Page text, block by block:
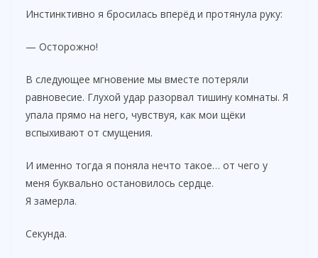
Инстинктивно я бросилась вперёд и протянула руку:
— Осторожно!
В следующее мгновение мы вместе потеряли
равновесие. Глухой удар разорвал тишину комнаты. Я
упала прямо на него, чувствуя, как мои щёки
вспыхивают от смущения.
И именно тогда я поняла нечто такое… от чего у
меня буквально остановилось сердце.
Я замерла.
Секунда.